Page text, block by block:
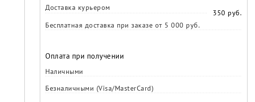
Доставка курьером
350 руб.
Бесплатная доставка при заказе от 5 000 руб.
Оплата при получении
Наличными
Безналичными (Visa/MasterCard)